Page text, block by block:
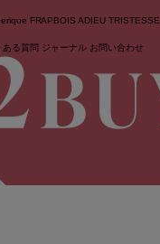
FRAPBOIS ADIEU TRISTESSE
ある質問 ジャーナル お問い合わせ